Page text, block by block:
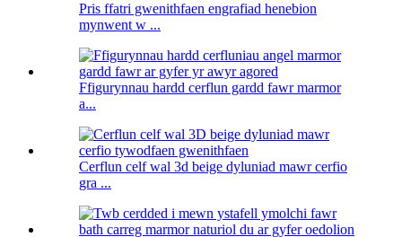
Pris ffatri gwenithfaen engrafiad henebion
mynwent w ...
Ffigurynnau hardd cerflun gardd fawr marmor
a...
Cerflun celf wal 3d beige dyluniad mawr cerfio
gra ...